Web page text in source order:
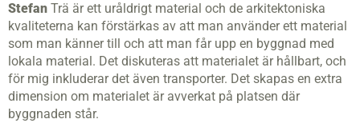
Stefan Trä är ett uråldrigt material och de arkitektoniska
kvaliteterna kan förstärkas av att man använder ett material
som man känner till och att man får upp en byggnad med
lokala material. Det diskuteras att materialet är hållbart, och
för mig inkluderar det även transporter. Det skapas en extra
dimension om materialet är avverkat på platsen där
byggnaden står.